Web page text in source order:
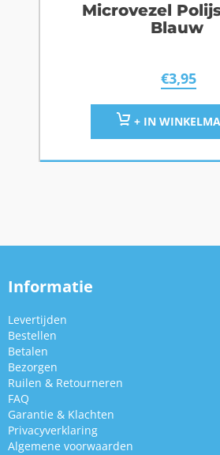
Microvezel
Blauw
€3,95
+ IN
Informatie
Levertijden
Bestellen
Betalen
Bezorgen
Ruilen & Retourneren
FAQ
Garantie & Klachten
Privacyverklaring
Algemene voorwaarden